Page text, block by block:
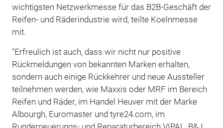
wichtigsten Netzwerkmesse für das B2B-Geschäft der
Reifen- und Räderindustrie wird, teilte Koelnmesse
mit.
"Erfreulich ist auch, dass wir nicht nur positive
Rückmeldungen von bekannten Marken erhalten,
sondern auch einige Rückkehrer und neue Aussteller
teilnehmen werden, wie Maxxis oder MRF im Bereich
Reifen und Räder, im Handel Heuver mit der Marke
Albourgh, Euromaster und tyre24.com, im